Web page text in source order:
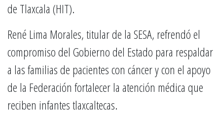
de Tlaxcala (HIT).
René Lima Morales, titular de la SESA, refrendó el
compromiso del Gobierno del Estado para respaldar
a las familias de pacientes con cáncer y con el apoyo
de la Federación fortalecer la atención médica que
reciben infantes tlaxcaltecas.